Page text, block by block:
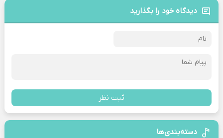
دیدگاه خود را بگذارید
ثبت نظر
دسته‌بندی‌ها